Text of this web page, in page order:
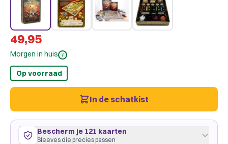
49,95
Morgen in huis i
Op voorraad
In de schatkist
Bescherm je 121 kaarten
Sleeves die precies passen